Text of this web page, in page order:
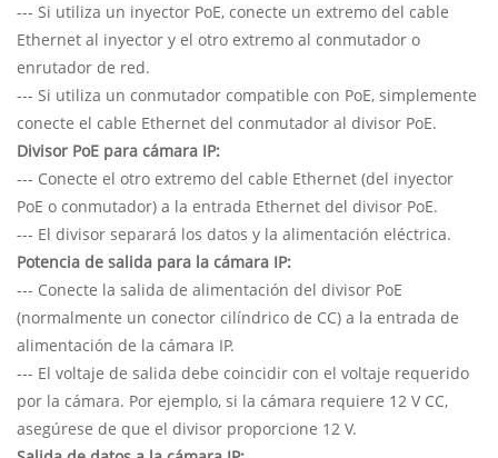
--- Si utiliza un inyector PoE, conecte un extremo del cable
Ethernet al inyector y el otro extremo al conmutador o
enrutador de red.
--- Si utiliza un conmutador compatible con PoE, simplemente
conecte el cable Ethernet del conmutador al divisor PoE.
Divisor PoE para cámara IP:
--- Conecte el otro extremo del cable Ethernet (del inyector
PoE o conmutador) a la entrada Ethernet del divisor PoE.
--- El divisor separará los datos y la alimentación eléctrica.
Potencia de salida para la cámara IP:
--- Conecte la salida de alimentación del divisor PoE
(normalmente un conector cilíndrico de CC) a la entrada de
alimentación de la cámara IP.
--- El voltaje de salida debe coincidir con el voltaje requerido
por la cámara. Por ejemplo, si la cámara requiere 12 V CC,
asegúrese de que el divisor proporcione 12 V.